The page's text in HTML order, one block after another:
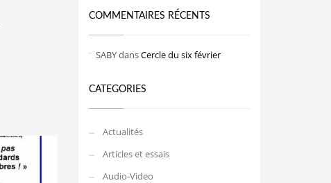
COMMENTAIRES RÉCENTS
SABYdansCercle du six février
CATEGORIES
Actualités
Articles et essais
Audio-Video